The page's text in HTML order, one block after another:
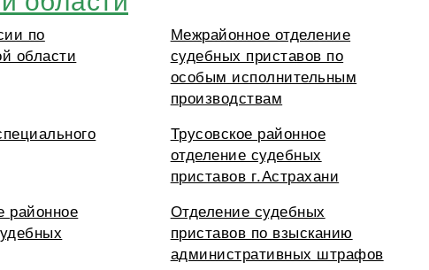
по
области
Межрайонное отделение
судебных приставов по
особым исполнительным
производствам
Трусовское районное
отделение судебных
приставов г.Астрахани
районное
Отделение судебных
приставов по взысканию
административных штрафов